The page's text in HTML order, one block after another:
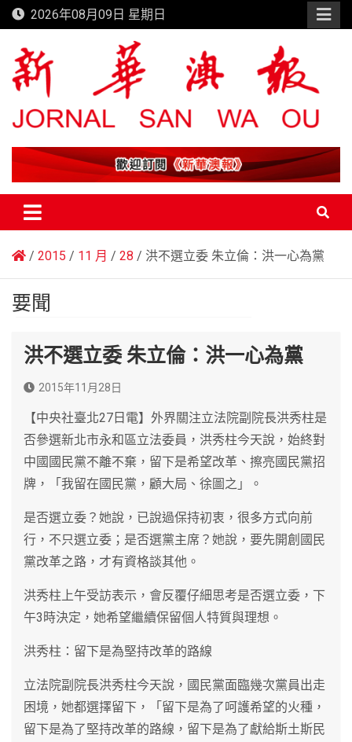
Skip
to
content
2026年08月09日 星期日
新華澳報
2015 11 月 28 洪不選立委 朱立倫：洪一心為黨
要聞
洪不選立委 朱立倫：洪一心為黨
2015年11月28日
【中央社臺北27日電】外界關注立法院副院長洪秀柱是
否參選新北市永和區立法委員，洪秀柱今天說，始終對
中國國民黨不離不棄，留下是希望改革、擦亮國民黨招
牌，「我留在國民黨，顧大局、徐圖之」。
是否選立委？她說，已說過保持初衷，很多方式向前
行，不只選立委；是否選黨主席？她說，要先開創國民
黨改革之路，才有資格談其他。
洪秀柱上午受訪表示，會反覆仔細思考是否選立委，下
午3時決定，她希望繼續保留個人特質與理想。
洪秀柱：留下是為堅持改革的路線
立法院副院長洪秀柱今天說，國民黨面臨幾次黨員出走
困境，她都選擇留下，「留下是為了呵護希望的火種，
留下是為了堅持改革的路線，留下是為了獻給斯土斯民